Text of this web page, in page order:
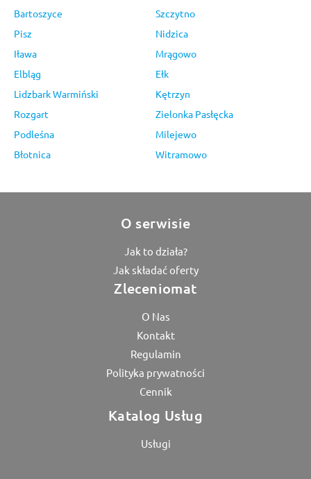
Bartoszyce
Szczytno
Pisz
Nidzica
Iława
Mrągowo
Elbląg
Ełk
Lidzbark Warmiński
Kętrzyn
Rozgart
Zielonka Pasłęcka
Podleśna
Milejewo
Błotnica
Witramowo
O serwisie
Jak to działa?
Jak składać oferty
Zleceniomat
O Nas
Kontakt
Regulamin
Polityka prywatności
Cennik
Katalog Usług
Usługi